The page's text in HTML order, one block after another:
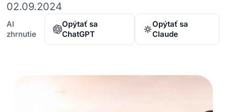
02.09.2024
AI
zhrnutie
Opýtať sa
ChatGPT
Opýtať sa
Claude